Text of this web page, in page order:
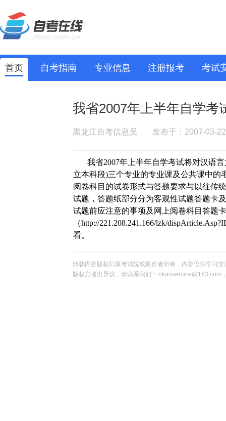
首页 自考指南 专业信息 注册报考 考试
我省2007年上半年自学考
黑龙江自考信息员 发布于：2007-03-22
我省2007年上半年自学考试将对汉语言
立本科段)三个专业的专业课及公共课中的
阅卷科目的试卷形式与答题要求与以往传
试题，答题纸部分分为客观性试题答题卡
试题前应注意的事项及网上阅卷科目答题
（http://221.208.241.166/lzk/
看。
转载内容版权归原考试院或原作者所有，内容仅供学习
版权方提出异议，请联系我们：zikaoservice@163.com